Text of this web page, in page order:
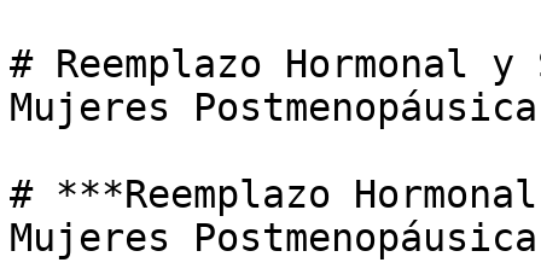
# Reemplazo Hormonal
Mujeres
# ***Reemplazo
Mujeres